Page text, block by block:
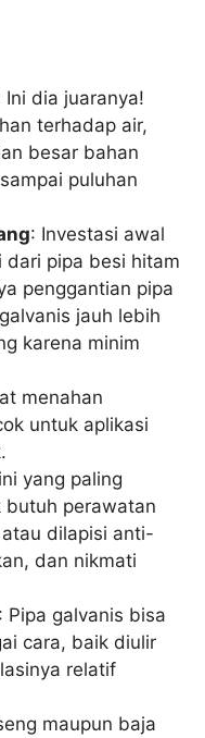
Ini dia juaranya!
terhadap air,
besar bahan
puluhan
: Investasi awal
pipa besi hitam
penggantian pipa
jauh lebih
karena minim
menahan
untuk aplikasi
yang paling
butuh perawatan
dilapisi anti-
dan nikmati
: Pipa galvanis bisa
cara, baik diulir
relatif
maupun baja